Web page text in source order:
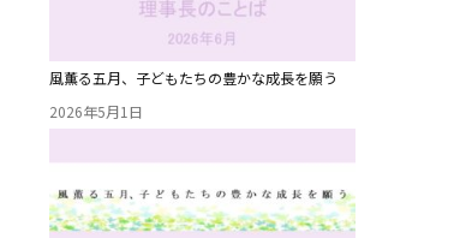
風薫る五月、子どもたちの豊かな成長を願う
2026年5月1日